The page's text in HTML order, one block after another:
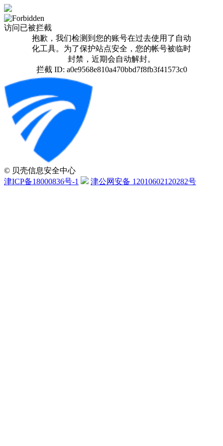
访问已被拦截
抱歉，我们检测到您的账号在过去使用了自动
化工具。为了保护站点安全，您的帐号被临时
封禁，近期会自动解封。
拦截 ID: a0e9568e810a470bbd7f8fb3f41573c0
© 贝壳信息安全中心
津ICP备18000836号-1
津公网安备 12010602120282号